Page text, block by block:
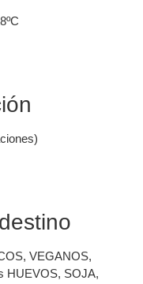
VEGANOS,
HUEVOS, SOJA,